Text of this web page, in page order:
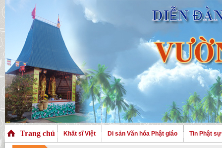
Trang chủ Khất sĩ Việt Di sản Văn hóa Phật giáo Tin Phật sự